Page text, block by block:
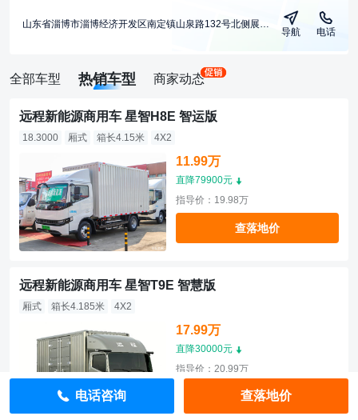
山东省淄博市淄博经济开发区南定镇山泉路132号北侧展厅内1号办公室
导航 电话
全部车型 热销车型 商家动态
远程新能源商用车 星智H8E 智运版
18.3000 厢式 箱长4.15米 4X2
11.99万
直降79900元
指导价：19.98万
查落地价
远程新能源商用车 星智T9E 智慧版
厢式 箱长4.185米 4X2
17.99万
直降30000元
指导价：20.99万
查落地价
电话咨询 查落地价